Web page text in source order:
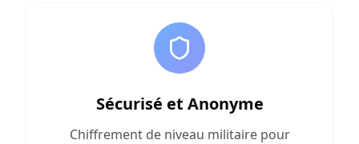
Sécurisé et Anonyme
Chiffrement de niveau militaire pour